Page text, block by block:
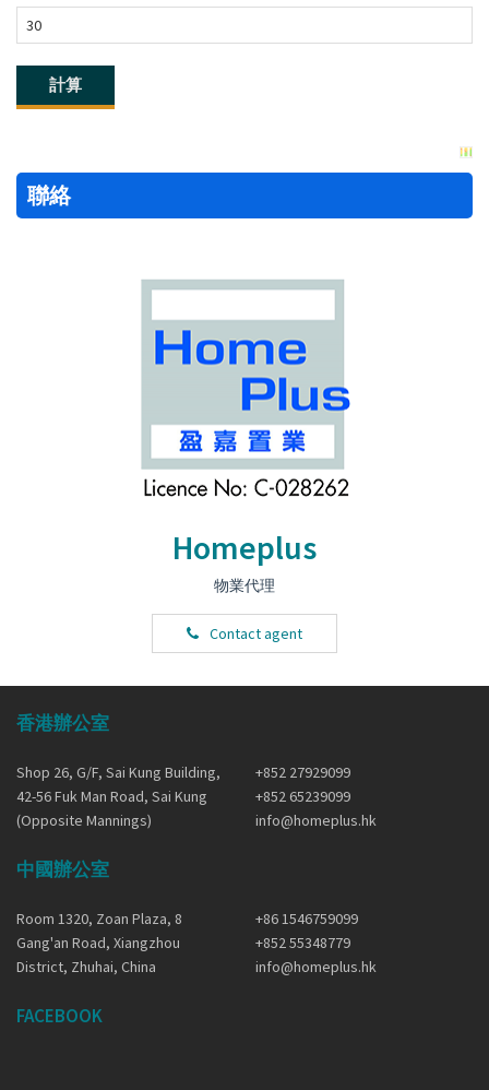
聯絡
Homeplus
物業代理
Contact agent
香港辦公室
Shop 26, G/F, Sai Kung Building,
42-56 Fuk Man Road, Sai Kung
(Opposite Mannings)
+852 27929099
+852 65239099
info@homeplus.hk
中國辦公室
Room 1320, Zoan Plaza, 8
Gang'an Road, Xiangzhou
District, Zhuhai, China
+86 1546759099
+852 55348779
info@homeplus.hk
FACEBOOK